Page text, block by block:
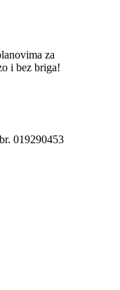
za
i bez briga!
019290453